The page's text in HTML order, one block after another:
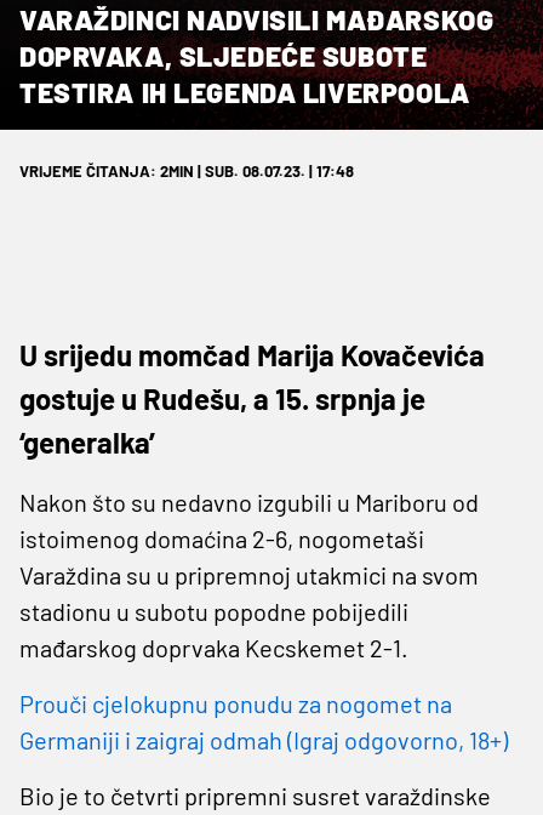
VARAŽDINCI NADVISILI MAĐARSKOG
DOPRVAKA, SLJEDEĆE SUBOTE
TESTIRA IH LEGENDA LIVERPOOLA
VRIJEME ČITANJA: 2MIN | SUB. 08.07.23. | 17:48
U srijedu momčad Marija Kovačevića
gostuje u Rudešu, a 15. srpnja je
‘generalka’
Nakon što su nedavno izgubili u Mariboru od
istoimenog domaćina 2-6, nogometaši
Varaždina su u pripremnoj utakmici na svom
stadionu u subotu popodne pobijedili
mađarskog doprvaka Kecskemet 2-1.
Prouči cjelokupnu ponudu za nogomet na
Germaniji i zaigraj odmah (Igraj odgovorno, 18+)
Bio je to četvrti pripremni susret varaždinske